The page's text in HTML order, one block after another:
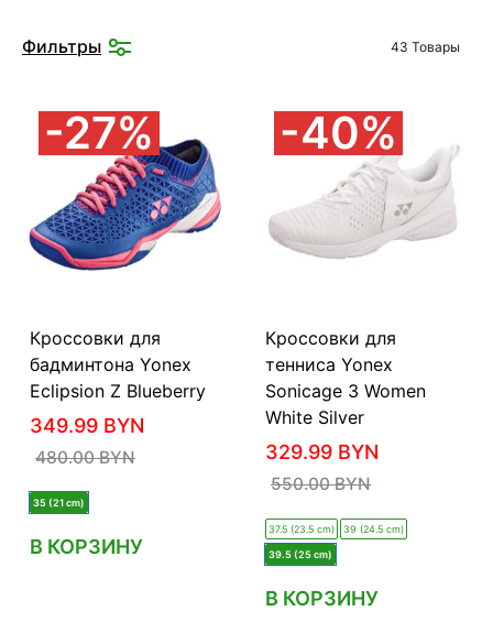
Фильтры 43 Товары
27%
Кроссовки для
бадминтона Yonex
Eclipsion Z Blueberry
349.99 BYN
480.00BYN
35 (21 cm)
В КОРЗИНУ
40%
Кроссовки для
тенниса Yonex
Sonicage 3 Women
White Silver
329.99 BYN
550.00BYN
37.5 (23.5 cm) 39 (24.5 cm)
39.5 (25 cm)
В КОРЗИНУ